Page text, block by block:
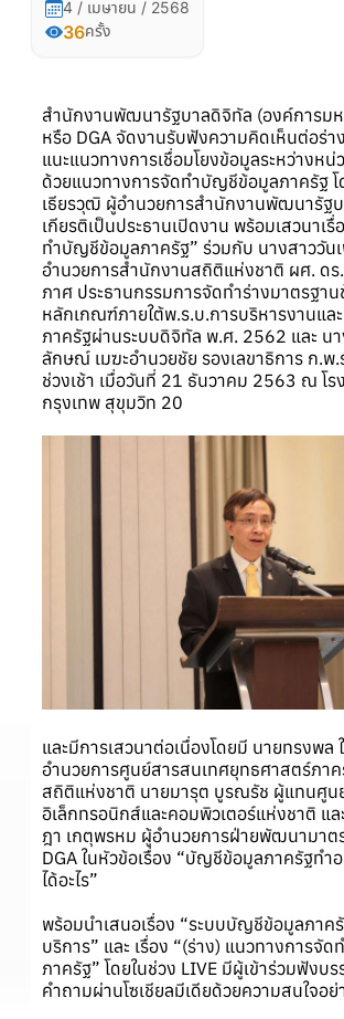
4 / เมษายน / 2568
36ครั้ง
สำนักงานพัฒนารัฐบาลดิจิทัล (องค์การม
หรือ DGA จัดงานรับฟังความคิดเห็นต่อร่า
แนะแนวทางการเชื่อมโยงข้อมูลระหว่างหน่
ด้วยแนวทางการจัดทำบัญชีข้อมูลภาครัฐ
เธียรวุฒิ ผู้อำนวยการสำนักงานพัฒนารัฐ
เกียรติเป็นประธานเปิดงาน พร้อมเสวนาเรื่
ทำบัญชีข้อมูลภาครัฐ” ร่วมกับ นางสาววั
อำนวยการสำนักงานสถิติแห่งชาติ ผศ. ดร
ภาศ ประธานกรรมการจัดทำร่างมาตรฐา
หลักเกณฑ์ภายใต้พ.ร.บ.การบริหารงานแล
ภาครัฐผ่านระบบดิจิทัล พ.ศ. 2562 และ น
ลักษณ์ เมฆะอำนวยชัย รองเลขาธิการ ก.พ.
ช่วงเช้า เมื่อวันที่ 21 ธันวาคม 2563 ณ โรง
กรุงเทพ สุขุมวิท 20
และมีการเสวนาต่อเนื่องโดยมี นายทรงพล
อำนวยการศูนย์สารสนเทศยุทธศาสตร์ภา
สถิติแห่งชาติ นายมารุต บูรณรัช ผู้แทนศูนย์
อิเล็กทรอนิกส์และคอมพิวเตอร์แห่งชาติ แล
ฎา เกตุพรหม ผู้อำนวยการฝ่ายพัฒนามาต
DGA ในหัวข้อเรื่อง “บัญชีข้อมูลภาครัฐทำ
ได้อะไร”
พร้อมนำเสนอเรื่อง “ระบบบัญชีข้อมูลภาครั
บริการ” และ เรื่อง “(ร่าง) แนวทางการจั
ภาครัฐ” โดยในช่วง LIVE มีผู้เข้าร่วมฟังบร
คำถามผ่านโซเชียลมีเดียด้วยความสนใจอย่